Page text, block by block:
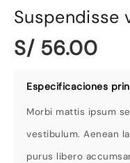
Suspendisse
S/ 56.00
Morbi mattis ipsum
vestibulum. Aenean
purus libero